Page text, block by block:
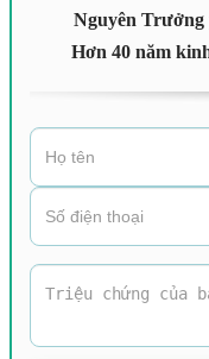
Nguyên Trưởng
Hơn 40 năm